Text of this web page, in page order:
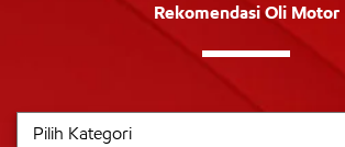
Rekomendasi Oli Motor